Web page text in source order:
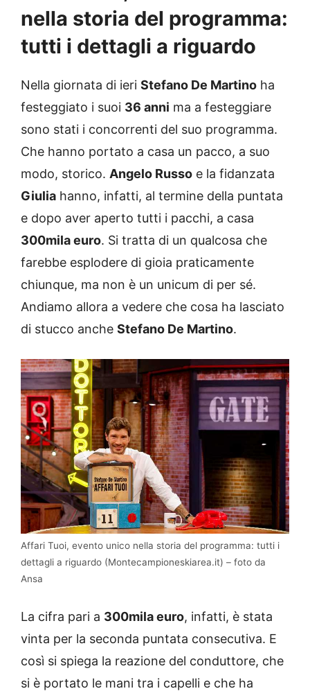
nella storia del programma:
tutti i dettagli a riguardo
Nella giornata di ieri Stefano De Martino ha
festeggiato i suoi 36 anni ma a festeggiare
sono stati i concorrenti del suo programma.
Che hanno portato a casa un pacco, a suo
modo, storico. Angelo Russo e la fidanzata
Giulia hanno, infatti, al termine della puntata
e dopo aver aperto tutti i pacchi, a casa
300mila euro. Si tratta di un qualcosa che
farebbe esplodere di gioia praticamente
chiunque, ma non è un unicum di per sé.
Andiamo allora a vedere che cosa ha lasciato
di stucco anche Stefano De Martino.
Affari Tuoi, evento unico nella storia del programma: tutti i
dettagli a riguardo (Montecampioneskiarea.it) – foto da
Ansa
La cifra pari a 300mila euro, infatti, è stata
vinta per la seconda puntata consecutiva. E
così si spiega la reazione del conduttore, che
si è portato le mani tra i capelli e che ha